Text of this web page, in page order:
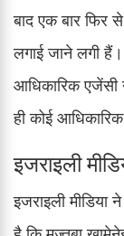
बाद एक बार फिर
लगाई जाने लगी हैं।
आधिकारिक एजेंसी
ही कोई
इजराइली
इजराइली